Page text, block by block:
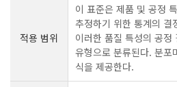
적용 범위
이 표준은 제품 및 공정
추정하기 위한 통계의 결
이러한 품질 특성의 공
유형으로 분류된다. 분포
식을 제공한다.